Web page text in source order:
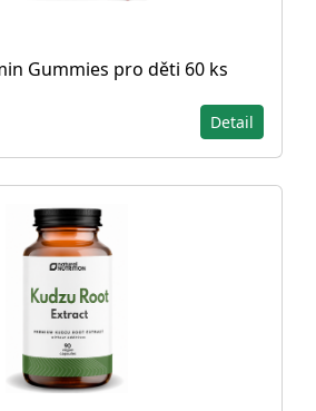
Gummies pro děti 60 ks
Detail